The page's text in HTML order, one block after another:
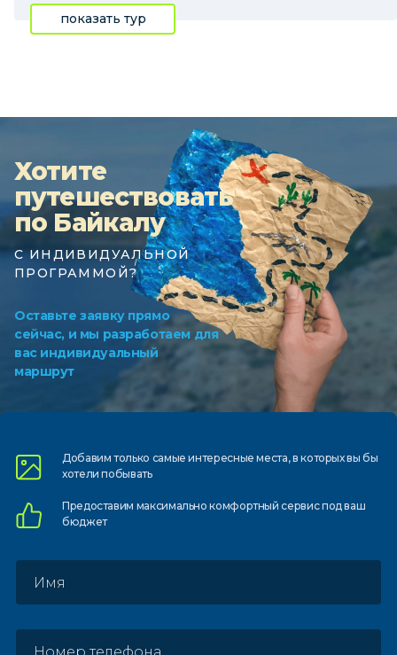
показать тур
Хотите
путешествовать
по Байкалу
С ИНДИВИДУАЛЬНОЙ
ПРОГРАММОЙ?
Оставьте заявку прямо
сейчас, и мы разработаем для
вас индивидуальный
маршрут
Добавим только самыеинтересные места, в которыхвы бы
хотели побывать
Предоставим максимально комфортныйсервис под ваш
бюджет